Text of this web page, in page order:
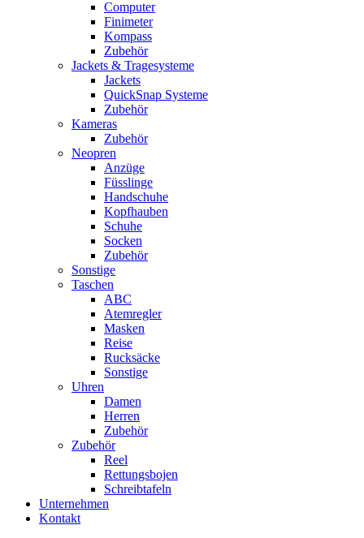
Computer
Finimeter
Kompass
Zubehör
Jackets & Tragesysteme
Jackets
QuickSnap Systeme
Zubehör
Kameras
Zubehör
Neopren
Anzüge
Füsslinge
Handschuhe
Kopfhauben
Schuhe
Socken
Zubehör
Sonstige
Taschen
ABC
Atemregler
Masken
Reise
Rucksäcke
Sonstige
Uhren
Damen
Herren
Zubehör
Zubehör
Reel
Rettungsbojen
Schreibtafeln
Unternehmen
Kontakt